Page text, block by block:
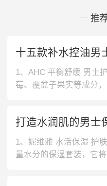
推
十五款补水控油男
1、AHC 平衡舒缓 男士
莓、覆盆子果实等成分
肤套装，添加了富含多
雅冰川水，能够有效修
人工色素和矿油，使用起
打造水润肌的男士
1、妮维雅 水活保湿 护
量水分的保湿套装，它